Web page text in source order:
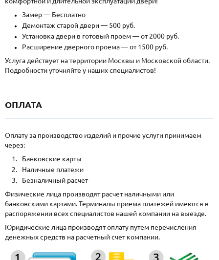
Замер — Бесплатно
Демонтаж старой двери — 500 руб.
Установка двери в готовый проем — от 2000 руб.
Расширение дверного проема — от 1500 руб.
Услуга действует на территории Москвы и Московской области.
Подробности уточняйте у наших специалистов!
ОПЛАТА
Оплату за производство изделий и прочие услуги принимаем
через:
Банковские карты
Наличные платежи
Безналичный расчет
Физические лица производят расчет наличными или
банковскими картами. Терминалы приема платежей имеются в
распоряжении всех специалистов нашей компании на выезде.
Юридические лица производят оплату путем перечисления
денежных средств на расчетный счет компании.